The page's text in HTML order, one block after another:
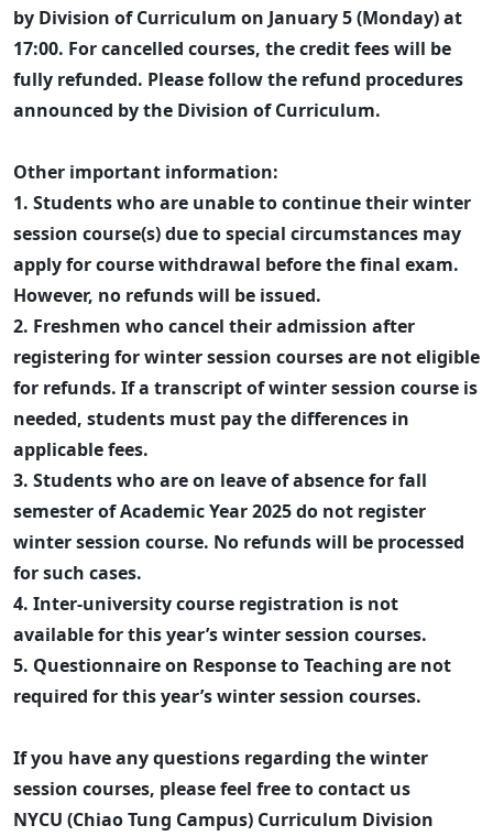
by Division of Curriculum on January 5 (Monday) at
17:00. For cancelled courses, the credit fees will be
fully refunded. Please follow the refund procedures
announced by the Division of Curriculum.
Other important information:
1. Students who are unable to continue their winter
session course(s) due to special circumstances may
apply for course withdrawal before the final exam.
However, no refunds will be issued.
2. Freshmen who cancel their admission after
registering for winter session courses are not eligible
for refunds. If a transcript of winter session course is
needed, students must pay the differences in
applicable fees.
3. Students who are on leave of absence for fall
semester of Academic Year 2025 do not register
winter session course. No refunds will be processed
for such cases.
4. Inter-university course registration is not
available for this year’s winter session courses.
5. Questionnaire on Response to Teaching are not
required for this year’s winter session courses.
If you have any questions regarding the winter
session courses, please feel free to contact us
NYCU (Chiao Tung Campus) Curriculum Division